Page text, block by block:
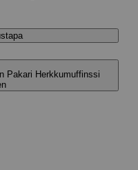
Pakari Herkkumuffinssi